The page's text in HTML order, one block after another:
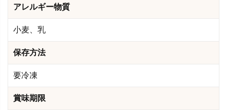
アレルギー物質
小麦、乳
保存方法
要冷凍
賞味期限